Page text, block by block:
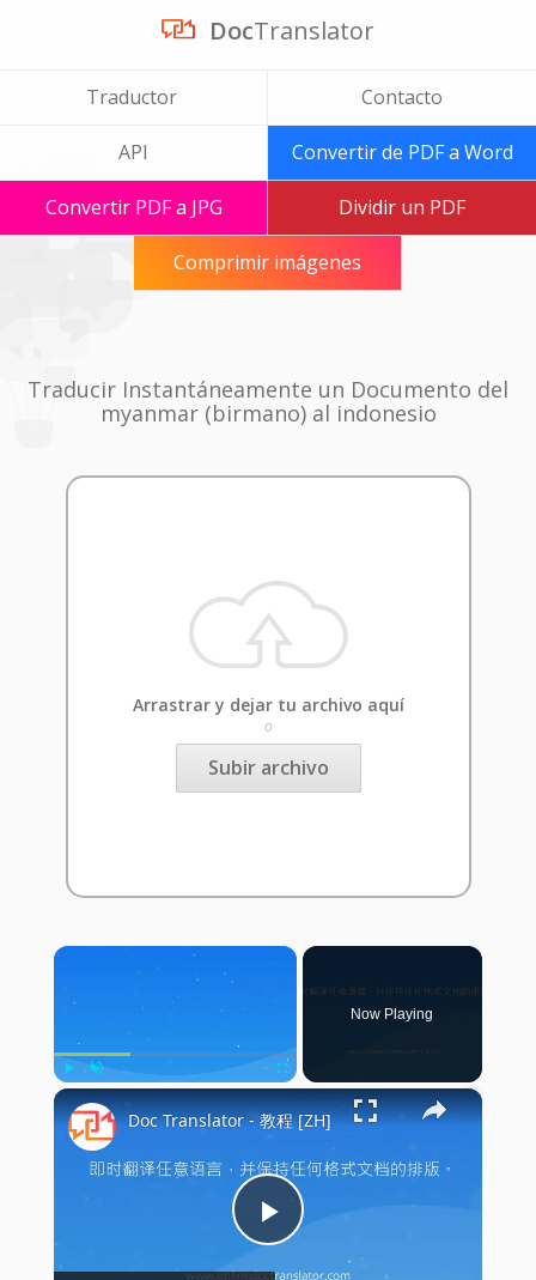
DocTranslator
Traductor Contacto
API Convertir de PDF a Word
Convertir PDF a JPG Dividir un PDF
Comprimir imágenes
Traducir Instantáneamente un Documento del
myanmar (birmano) al indonesio
Arrastrar y dejar tu archivo aquí
o
Subir archivo
×
Play Unmute Fullscreen
Now Playing
×
Play
Doc Translator - 教程 [ZH]